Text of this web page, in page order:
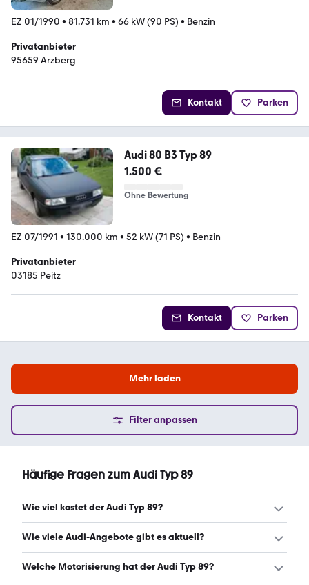
EZ 01/1990 • 81.731 km • 66 kW (90 PS) • Benzin
Privatanbieter
95659 Arzberg
Kontakt Parken
Audi 80 B3 Typ 89
1.500 €
Ohne Bewertung
EZ 07/1991 • 130.000 km • 52 kW (71 PS) • Benzin
Privatanbieter
03185 Peitz
Kontakt Parken
Mehr laden
Filter anpassen
Häufige Fragen zum Audi Typ 89
Wie viel kostet der Audi Typ 89?
Ein guter Preis für einen Audi Typ 89 liegt zwischen 3.720 €
Wie viele Audi-Angebote gibt es aktuell?
Es gibt insgesamt 63 Audi bei mobile.de, davon 63
Welche Motorisierung hat der Audi Typ 89?